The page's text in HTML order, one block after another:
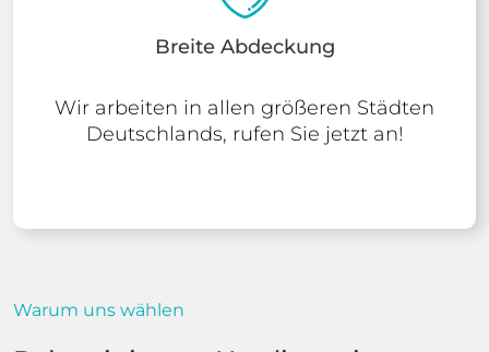
Breite Abdeckung
Wir arbeiten in allen größeren Städten
Deutschlands, rufen Sie jetzt an!
Warum uns wählen